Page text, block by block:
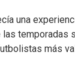
una
las temporadas
más